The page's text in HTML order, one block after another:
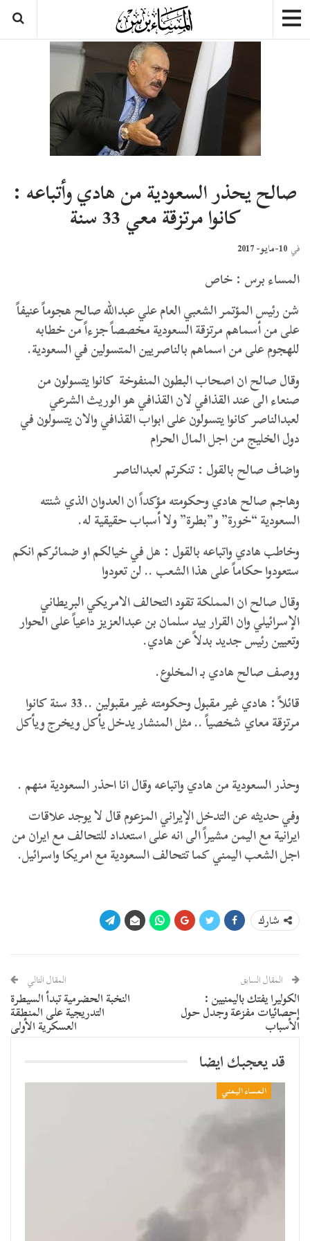
صالح يحذر السعودية من هادي وأتباعه :
كانوا مرتزقة معي 33 سنة
في 10-مايو- 2017
المساء برس : خاص
شن رئيس المؤتمر الشعبي العام علي عبدالله صالح هجوماً عنيفاً
على من أسماهم مرتزقة السعودية مخصصاً جزءاً من خطابه
للهجوم على من اسماهم بالناصريين المتسولين في السعودية.
وقال صالح ان اصحاب البطون المنفوخة كانوا يتسولون من
صنعاء الى عند القذافي لان القذافي هو الوريث الشرعي
لعبدالناصر كانوا يتسولون على ابواب القذافي والان يتسولون في
دول الخليج من اجل المال الحرام
واضاف صالح بالقول : تنكرتم لعبدالناصر
وهاجم صالح هادي وحكومته مؤكداً ان العدوان الذي شنته
السعودية “خورة” و”بطرة” ولا أسباب حقيقية له.
وخاطب هادي واتباعه بالقول : هل في خيالكم او ضمائركم انكم
ستعودوا حكاماً على هذا الشعب .. لن تعودوا
وقال صالح ان المملكة تقود التحالف الامريكي البريطاني
الإسرائيلي وان القرار بيد سلمان بن عبدالعزيز داعياً على الحوار
وتعيين رئيس جديد بدلاً عن هادي.
ووصف صالح هادي بـ المخلوع.
قائلاً : هادي غير مقبول وحكومته غير مقبولين .. 33 سنة كانوا
مرتزقة معاي شخصياً .. مثل المنشار يدخل يأكل ويخرج ويأكل
وحذر السعودية من هادي واتباعه وقال انا احذر السعودية منهم .
وفي حديثه عن التدخل الإيراني المزعوم قال لا يوجد علاقات
ايرانية مع اليمن مشيراً الى انه على استعداد للتحالف مع ايران من
اجل الشعب اليمني كما تتحالف السعودية مع امريكا واسرائيل.
شارك
المقال السابق
الكوليرا يفتك باليمنيين :
إحصائيات مفزعة وجدل حول
الأسباب
المقال التالي
النخبة الحضرمية تبدأ السيطرة
التدريجية على المنطقة
العسكرية الأولى
قد يعجبك ايضا
المساء اليمني